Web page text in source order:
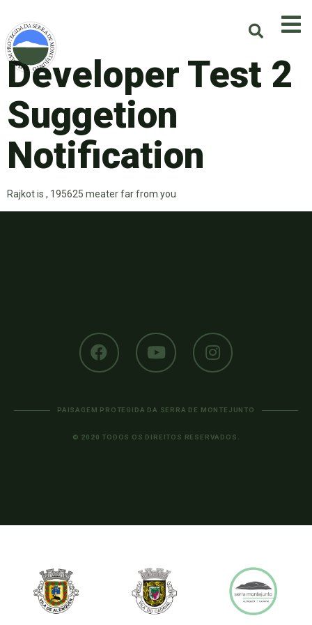
Developer Test 2
Suggetion
Notification
Rajkot is , 195625 meater far from you
PAISAGEM PROTEGIDA DA SERRA DE MONTEJUNTO
© 2020 TODOS OS DIREITOS RESERVADOS.